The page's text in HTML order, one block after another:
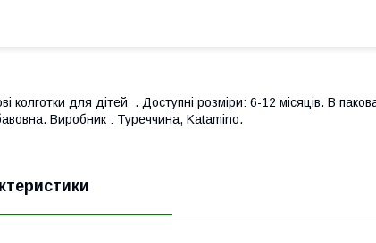
колготки для дітей . Доступні розміри: 6-12 місяців. В
Виробник : Туреччина, Katamino.